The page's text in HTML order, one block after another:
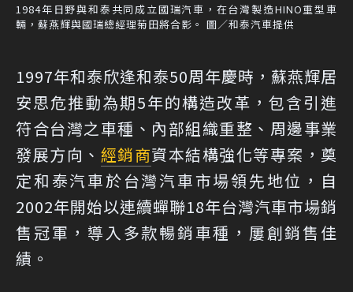
1984年日野與和泰共同成立國瑞汽車，在台灣製造HINO重型車
輛，蘇燕輝與國瑞總經理菊田將合影。 圖／和泰汽車提供
1997年和泰欣逢和泰50周年慶時，蘇燕輝居
安思危推動為期5年的構造改革，包含引進
符合台灣之車種、內部組織重整、周邊事業
發展方向、 經銷商資本結構強化等專案，奠
定和泰汽車於台灣汽車市場領先地位，自
2002年開始以連續蟬聯18年台灣汽車市場銷
售冠軍，導入多款暢銷車種，屢創銷售佳
績。